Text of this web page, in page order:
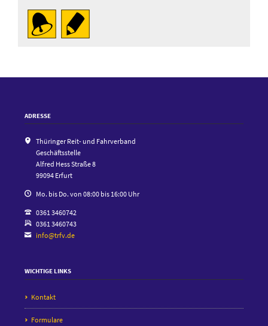
ADRESSE
Thüringer Reit- und Fahrverband
Geschäftsstelle
Alfred Hess Straße 8
99094 Erfurt
Mo. bis Do. von 08:00 bis 16:00 Uhr
0361 3460742
0361 3460743
info@trfv.de
WICHTIGE LINKS
Kontakt
Formulare